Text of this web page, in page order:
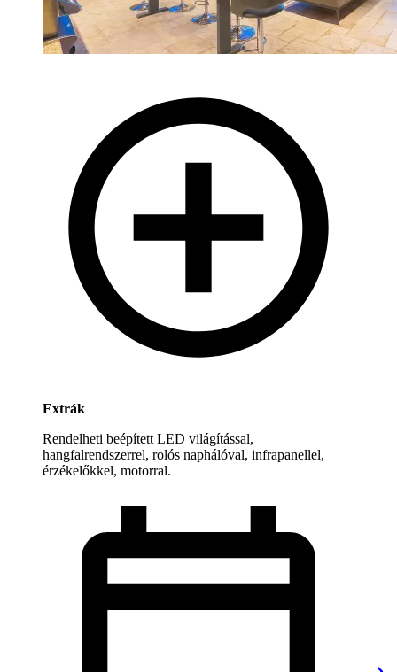
Extrák
Rendelheti beépített LED világítással,
hangfalrendszerrel, rolós naphálóval, infrapanellel,
érzékelőkkel, motorral.